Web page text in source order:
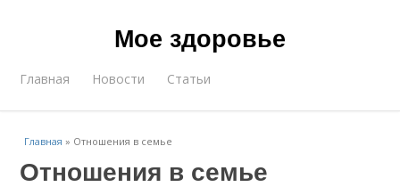
Мое здоровье
Главная Новости Статьи
Главная » Отношения в семье
Отношения в семье